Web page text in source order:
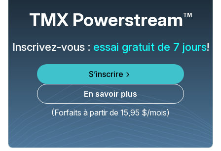
TMX PowerstreamTM
Inscrivez-vous : essai gratuit de 7 jours!
S’inscrire
En savoir plus
(Forfaits à partir de 15,95 $/mois)